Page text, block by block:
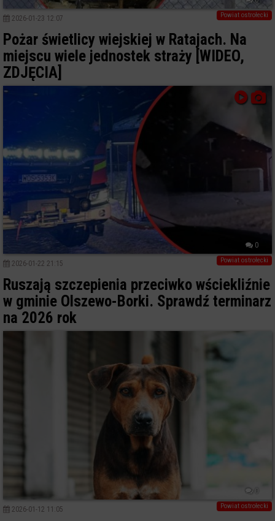
Powiat ostrołecki
2026-01-23 12:07
Pożar świetlicy wiejskiej w Ratajach. Na
miejscu wiele jednostek straży [WIDEO,
ZDJĘCIA]
0
Powiat ostrołecki
2026-01-22 21:15
Ruszają szczepienia przeciwko wściekliźnie
w gminie Olszewo-Borki. Sprawdź terminarz
na 2026 rok
0
Powiat ostrołecki
2026-01-12 11:05